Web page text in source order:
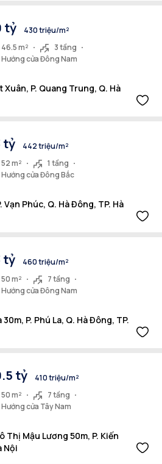
tỷ
430 triệu/m²
46.5 m²
3 tầng
Hướng cửa Đông Nam
P. Quang Trung, Q. Hà
tỷ
442 triệu/m²
52 m²
1 tầng
Hướng cửa Đông Bắc
Vạn Phúc, Q. Hà Đông, TP. Hà
tỷ
460 triệu/m²
50 m²
7 tầng
Hướng cửa Đông Nam
P. Phú La, Q. Hà Đông, TP.
tỷ
410 triệu/m²
50 m²
7 tầng
Hướng cửa Tây Nam
Thị Mậu Lương 50m, P. Kiến
Nội